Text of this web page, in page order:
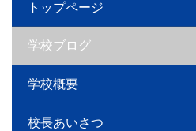
トップページ
学校ブログ
学校概要
校長あいさつ